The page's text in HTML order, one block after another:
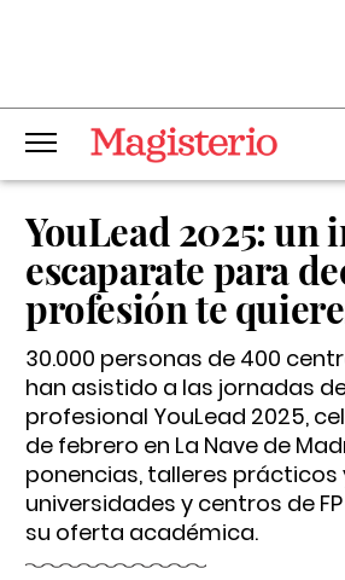
YouLead 2025: un
escaparate para
profesión te
30.000 personas de 400
han asistido a las jornadas
profesional YouLead 2025,
de febrero en La Nave de
ponencias, talleres prácticos
universidades y centros de
su oferta académica.